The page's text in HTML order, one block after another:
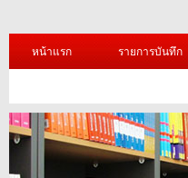
หน้าแรก รายการบันทึก